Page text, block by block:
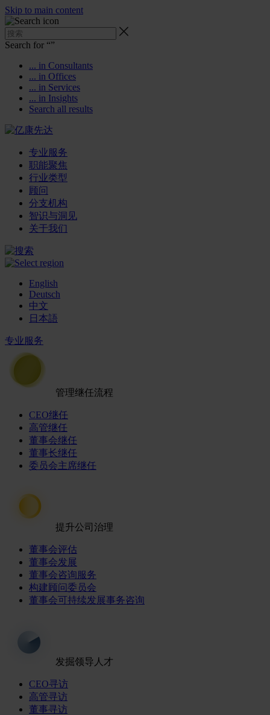
Skip to main content
Search for “”
... in Consultants
... in Offices
... in Services
... in Insights
Search all results
专业服务
职能聚焦
行业类型
顾问
分支机构
智识与洞见
关于我们
English
Deutsch
中文
日本語
专业服务
管理继任流程
CEO继任
高管继任
董事会继任
董事长继任
委员会主席继任
提升公司治理
董事会评估
董事会发展
董事会咨询服务
构建顾问委员会
董事会可持续发展事务咨询
发掘领导人才
CEO寻访
高管寻访
董事寻访